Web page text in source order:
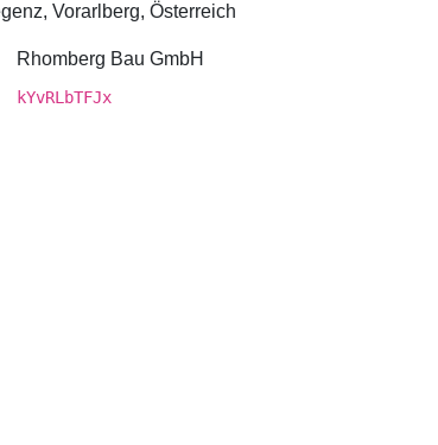
Vorarlberg, Österreich
Rhomberg Bau GmbH
kYvRLbTFJx